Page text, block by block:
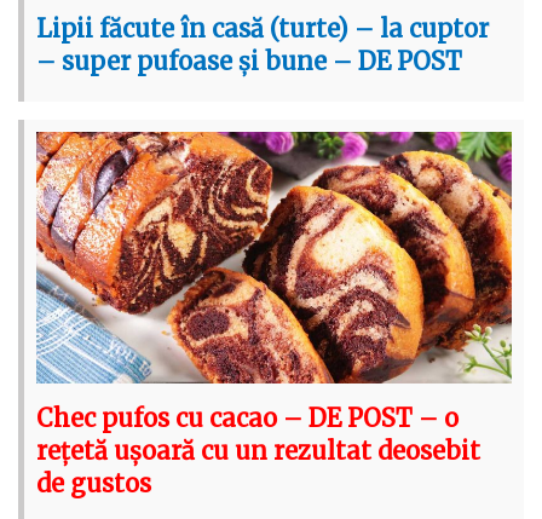
Lipii făcute în casă (turte) – la cuptor
– super pufoase și bune – DE POST
Chec pufos cu cacao – DE POST – o
rețetă ușoară cu un rezultat deosebit
de gustos